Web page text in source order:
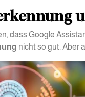
dass Google
nicht so gut. Aber